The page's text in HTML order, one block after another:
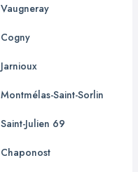
Vaugneray
Cogny
Jarnioux
Montmélas-Saint-Sorlin
Saint-Julien 69
Chaponost